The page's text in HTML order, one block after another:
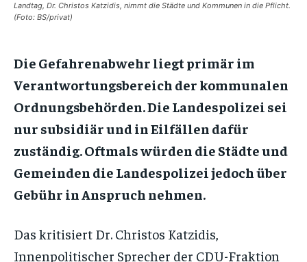
Landtag, Dr. Christos Katzidis, nimmt die Städte und Kommunen in die Pflicht.
(Foto: BS/privat)
Die Gefahrenabwehr liegt primär im
Verantwortungsbereich der kommunalen
Ordnungsbehörden. Die Landespolizei sei
nur subsidiär und in Eilfällen dafür
zuständig. Oftmals würden die Städte und
Gemeinden die Landespolizei jedoch über
Gebühr in Anspruch nehmen.
Das kritisiert Dr. Christos Katzidis,
Innenpolitischer Sprecher der CDU-Fraktion